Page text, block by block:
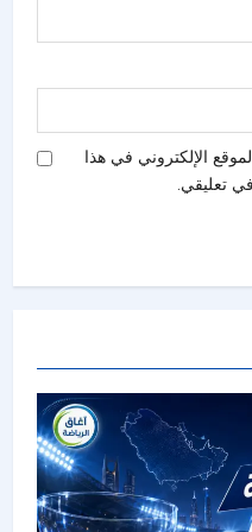
الإلكتروني في هذا
تعليقي.